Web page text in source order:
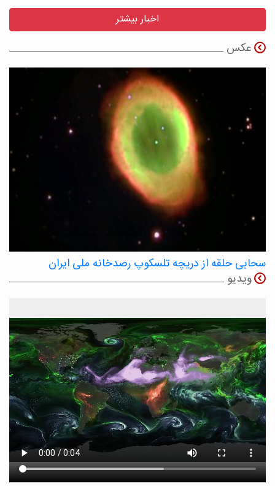
اخبار بیشتر
عکس
سحابی حلقه از دریچه تلسکوپ رصدخانه ملی ایران
ویدیو